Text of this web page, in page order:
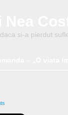
si-a pierdut